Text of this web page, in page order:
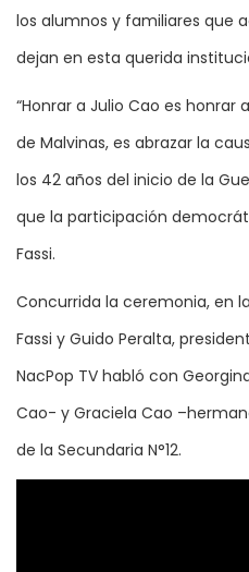
los alumnos y familiares que
dejan en esta querida
“Honrar a Julio Cao es
de Malvinas, es abrazar la
los 42 años del inicio de la
que la participación
Fassi.
Concurrida la ceremonia, en
Fassi y Guido Peralta,
NacPop TV habló con
Cao- y Graciela Cao
de la Secundaria N°12.